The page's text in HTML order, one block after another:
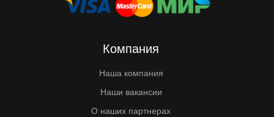
Компания
Наша компания
Наши вакансии
О наших партнерах